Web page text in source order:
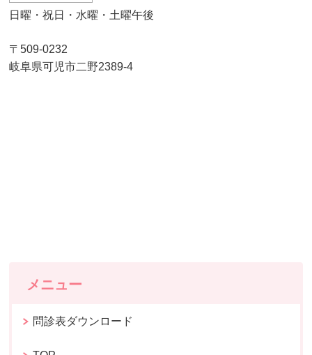
日曜・祝日・水曜・土曜午後
〒509-0232
岐阜県可児市二野2389-4
メニュー
問診表ダウンロード